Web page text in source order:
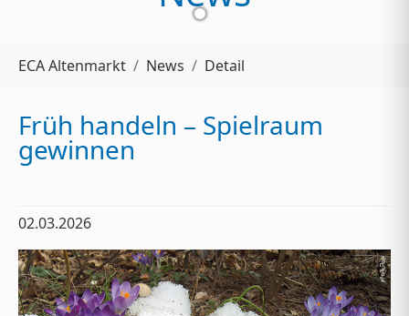
ECA Altenmarkt News Detail
Früh handeln – Spielraum
gewinnen
02.03.2026